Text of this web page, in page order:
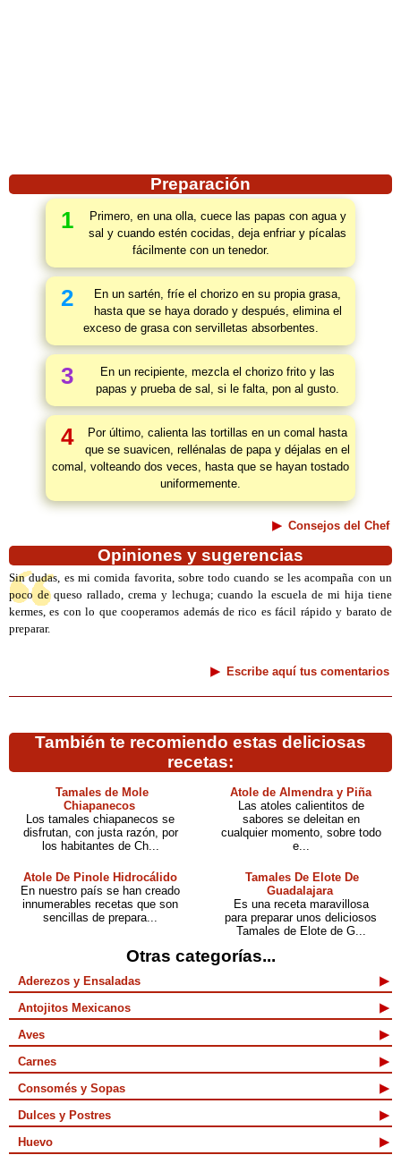
Preparación
1
Primero, en una olla, cuece las papas con agua y
sal y cuando estén cocidas, deja enfriar y pícalas
fácilmente con un tenedor.
2
En un sartén, fríe el chorizo en su propia grasa,
hasta que se haya dorado y después, elimina el
exceso de grasa con servilletas absorbentes.
3
En un recipiente, mezcla el chorizo frito y las
papas y prueba de sal, si le falta, pon al gusto.
4
Por último, calienta las tortillas en un comal hasta
que se suavicen, rellénalas de papa y déjalas en el
comal, volteando dos veces, hasta que se hayan tostado
uniformemente.
Consejos del Chef
Opiniones y sugerencias
Sin dudas, es mi comida favorita, sobre todo cuando se les acompaña con un
poco de queso rallado, crema y lechuga; cuando la escuela de mi hija tiene
kermes, es con lo que cooperamos además de rico es fácil rápido y barato de
preparar.
Escribe aquí tus comentarios
También te recomiendo estas deliciosas
recetas:
Tamales de Mole
Chiapanecos
Los tamales chiapanecos se
disfrutan, con justa razón, por
los habitantes de Ch...
Atole de Almendra y Piña
Las atoles calientitos de
sabores se deleitan en
cualquier momento, sobre todo
e...
Atole De Pinole Hidrocálido
En nuestro país se han creado
innumerables recetas que son
sencillas de prepara...
Tamales De Elote De
Guadalajara
Es una receta maravillosa
para preparar unos deliciosos
Tamales de Elote de G...
Otras categorías...
Aderezos y Ensaladas
Antojitos Mexicanos
Aves
Carnes
Consomés y Sopas
Dulces y Postres
Huevo